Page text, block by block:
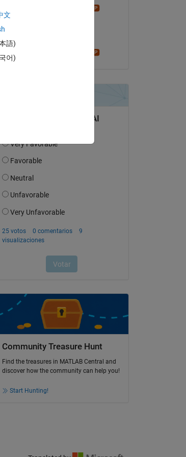
el 6 de Jul. de 2016
Aceptada:
Community Treasure Hunt
Find the treasures in MATLAB Central and
discover how the community can help you!
Start Hunting!
文
語)
어)